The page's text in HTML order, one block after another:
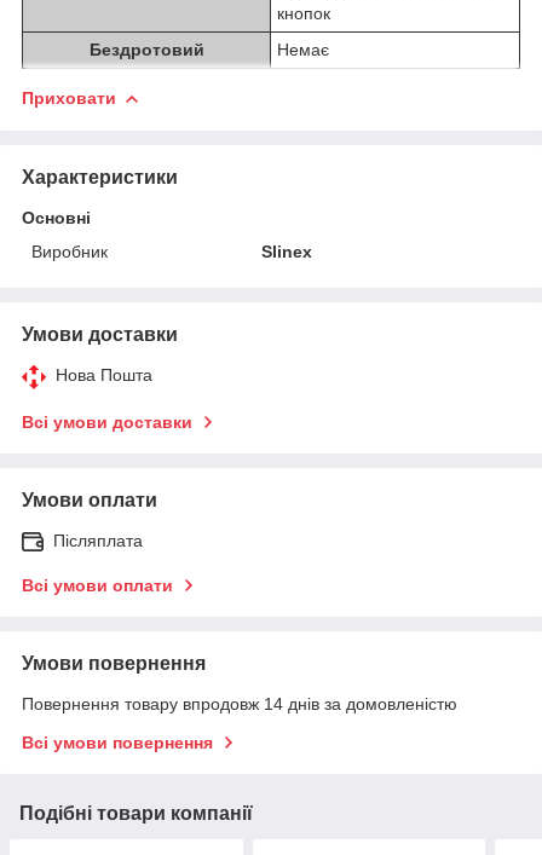
кнопок
Бездротовий
Немає
Приховати
Характеристики
Основні
Виробник
Slinex
Умови доставки
Нова Пошта
Всі умови доставки
Умови оплати
Післяплата
Всі умови оплати
Умови повернення
Повернення товару впродовж 14 днів за домовленістю
Всі умови повернення
Подібні товари компанії